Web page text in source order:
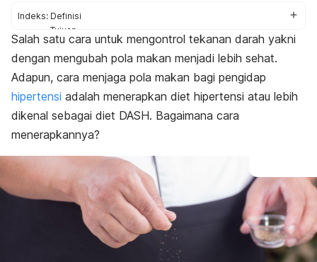
Indeks: Definisi
Tujuan
Cara menerapkan
Resep sehat
Salah satu cara untuk mengontrol tekanan darah yakni
dengan mengubah pola makan menjadi lebih sehat.
Adapun, cara menjaga pola makan bagi pengidap
hipertensi adalah menerapkan diet hipertensi atau lebih
dikenal sebagai diet DASH. Bagaimana cara
menerapkannya?